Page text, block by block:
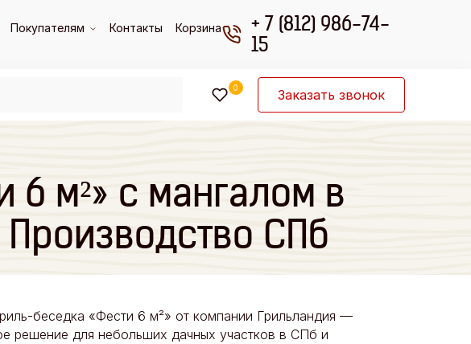
Покупателям Контакты Корзина
+ 7 (812) 986-74-
15
0 Заказать звонок
м²» с мангалом в
СПб
беседка «Фести 6 м²» от компании Грильландия —
решение для небольших дачных участков в СПб и